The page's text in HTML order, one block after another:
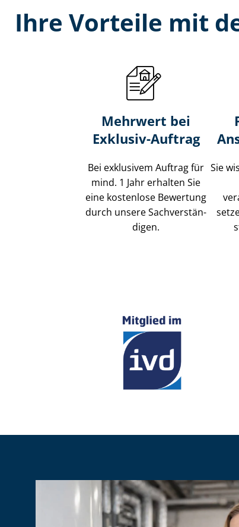
Ihre Vorteile mit
Mehrwert bei
Exklusiv-Auftrag
Bei exklusivem Auftrag für
mind. 1 Jahr erhalten Sie
eine kostenlose Bewertung
durch unsere Sach­ver­stän­
di­gen.
Sie